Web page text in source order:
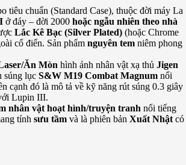
tiêu chuẩn (Standard Case), thuộc đời máy La
ở đáy – đời 2000 hoặc ngẫu nhiên theo nhà
Lắc Kê Bạc (Silver Plated) (hoặc Chrome
cổ điển. Sản phẩm nguyên tem niêm phong
Ăn Mòn hình ảnh nhân vật xạ thủ Jigen
súng lục S&W M19 Combat Magnum nổi
cạnh đó là mô tả về kỹ năng rút súng 0.3 giây
Lupin III.
nhân vật hoạt hình/truyện tranh nổi tiếng
tính sưu tầm và là phiên bản Xuất Nhật có